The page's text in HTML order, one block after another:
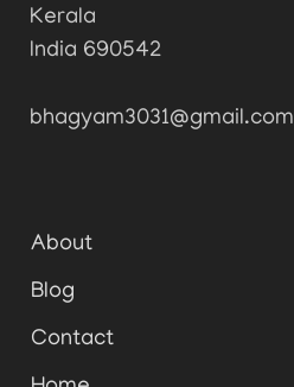
Kerala
India 690542
bhagyam3031@gmail.com
About
Blog
Contact